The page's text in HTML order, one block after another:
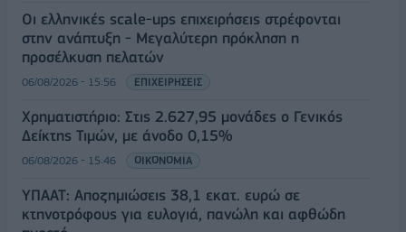
Οι ελληνικές scale-ups επιχειρήσεις στρέφονται
στην ανάπτυξη - Μεγαλύτερη πρόκληση η
προσέλκυση πελατών
06/08/2026 - 15:56 ΕΠΙΧΕΙΡΗΣΕΙΣ
Χρηματιστήριο: Στις 2.627,95 μονάδες ο Γενικός
Δείκτης Τιμών, με άνοδο 0,15%
06/08/2026 - 15:46 ΟΙΚΟΝΟΜΙΑ
ΥΠΑΑΤ: Αποζημιώσεις 38,1 εκατ. ευρώ σε
κτηνοτρόφους για ευλογιά, πανώλη και αφθώδη